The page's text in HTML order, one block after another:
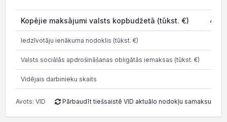
Kopējie maksājumi valsts kopbudžetā (tūkst. €)
Iedzīvotāju ienākuma nodoklis (tūkst. €)
Valsts sociālās apdrošināšanas obligātās iemaksas (tūkst. €)
Vidējais darbinieku skaits
Avots: VID Pārbaudīt tiešsaistē VID aktuālo nodokļu samaksu